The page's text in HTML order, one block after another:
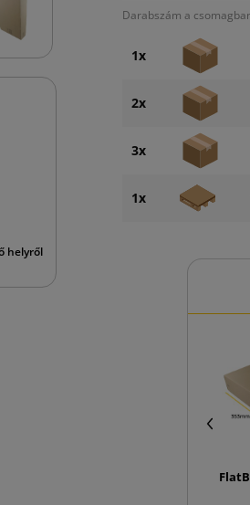
helyről
Darabszám a
1x
2x
3x
1x